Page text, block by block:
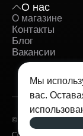
Мы
вас.
О нас
О магазине
Контакты
Блог
Вакансии
© 2026 — iSpace.